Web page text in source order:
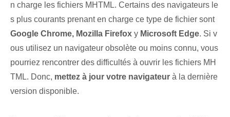
n charge les fichiers MHTML.⁣ Certains des navigateurs le
s plus courants prenant en charge ce type de fichier sont
Google Chrome, Mozilla Firefox y Microsoft Edge. Si v
ous utilisez un navigateur obsolète ou moins connu, vous
pourriez rencontrer des difficultés à ouvrir les fichiers MH
TML. Donc, mettez à jour votre navigateur à la dernière
version disponible.